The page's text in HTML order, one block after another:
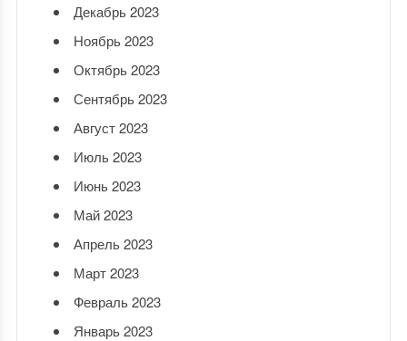
Декабрь 2023
Ноябрь 2023
Октябрь 2023
Сентябрь 2023
Август 2023
Июль 2023
Июнь 2023
Май 2023
Апрель 2023
Март 2023
Февраль 2023
Январь 2023